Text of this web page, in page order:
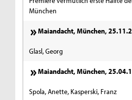
München
Maiandacht, München,
Glasl, Georg
Maiandacht, München,
Spola, Anette, Kasperski, Franz